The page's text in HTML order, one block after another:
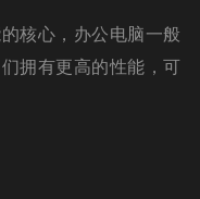
核心，办公电脑一般
拥有更高的性能，可